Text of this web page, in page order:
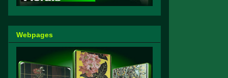
Webpages